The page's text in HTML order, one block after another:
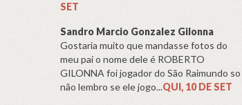
SET
Sandro Marcio Gonzalez Gilonna
Gostaria muito que mandasse fotos do
meu pai o nome dele é ROBERTO
GILONNA foi jogador do São Raimundo so
não lembro se ele jogo...QUI, 10 DE SET